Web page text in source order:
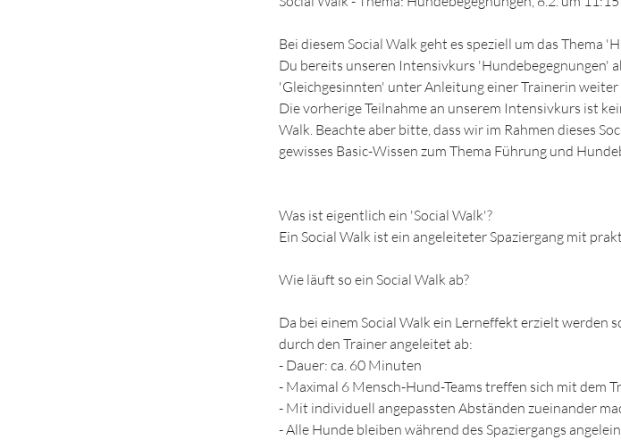
​Bei diesem Social Walk geht es speziell um das Thema
Du bereits unseren Intensivkurs 'Hundebegegnungen'
'Gleichgesinnten' unter Anleitung einer Trainerin
Die vorherige Teilnahme an unserem Intensivkurs ist
Walk. Beachte aber bitte, dass wir im Rahmen dieses
gewisses Basic-Wissen zum Thema Führung und
Was ist eigentlich ein 'Social Walk'?
​Ein Social Walk ist ein angeleiteter Spaziergang mit
Wie läuft so ein Social Walk ab?
Da bei einem Social Walk ein Lerneffekt erzielt werden
durch den Trainer angeleitet ab:
- Dauer: ca. 60 Minuten
- Maximal 6 Mensch-Hund-Teams treffen sich mit dem
- Mit individuell angepassten Abständen zueinander
- Alle Hunde bleiben während des Spaziergangs